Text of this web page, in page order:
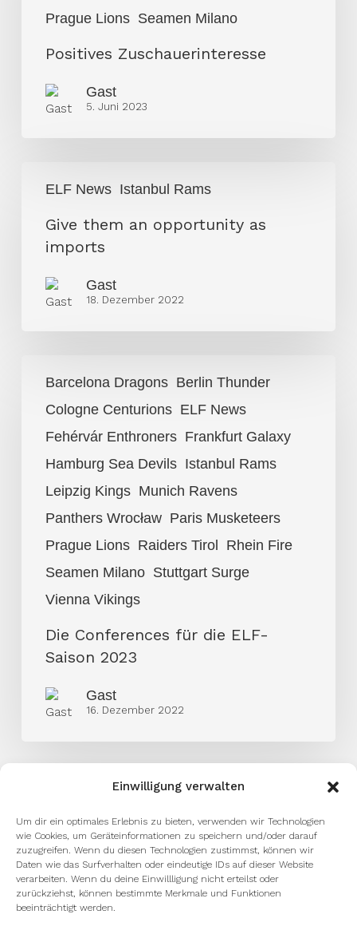
Einwilligung verwalten
Um dir ein optimales Erlebnis zu bieten, verwenden wir Technologien
wie Cookies, um Geräteinformationen zu speichern und/oder darauf
zuzugreifen. Wenn du diesen Technologien zustimmst, können wir
Daten wie das Surfverhalten oder eindeutige IDs auf dieser Website
verarbeiten. Wenn du deine Einwillligung nicht erteilst oder
zurückziehst, können bestimmte Merkmale und Funktionen
beeinträchtigt werden.
Prague Lions Seamen Milano
Positives Zuschauerinteresse
Gast
5. Juni 2023
ELF News Istanbul Rams
them
opportunity
imports
Give them an opportunity as
imports
Gast
18. Dezember 2022
Barcelona Dragons Berlin Thunder
Cologne Centurions ELF News
Fehérvár Enthroners Frankfurt Galaxy
Hamburg Sea Devils Istanbul Rams
Leipzig Kings Munich Ravens
Panthers Wrocław Paris Musketeers
Prague Lions Raiders Tirol Rhein Fire
Seamen Milano Stuttgart Surge
Vienna Vikings
Conferences
ELF-
Die Conferences für die ELF-
Saison 2023
Gast
16. Dezember 2022